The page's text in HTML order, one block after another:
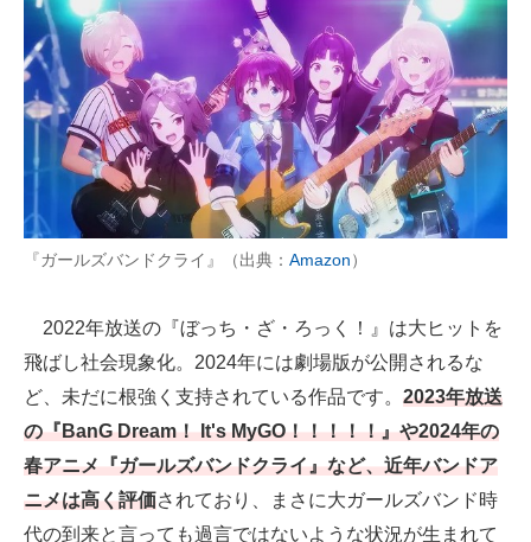
進化するPCとデバイスの未来
好きが集まる 比べて選べる
ビジネスと働き方のヒント
AI活用のいまが分かる
ITエンジニア向け専門サイト
IT製品の技術・比較・事例
『ガールズバンドクライ』（出典： Amazon）
2022年放送の『ぼっち・ざ・ろっく！』は大ヒットを
飛ばし社会現象化。2024年には劇場版が公開されるな
ど、未だに根強く支持されている作品です。 2023年放送
の『BanG Dream！ It's MyGO！！！！！』や2024年の
春アニメ『ガールズバンドクライ』など、近年バンドア
ニメは高く評価されており、まさに大ガールズバンド時
代の到来と言っても過言ではないような状況が生まれて